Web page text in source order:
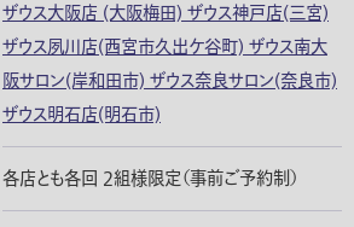
ザウス大阪店 (大阪梅田) ザウス神戸店(三宮)
ザウス夙川店(西宮市久出ケ谷町) ザウス南大
阪サロン(岸和田市) ザウス奈良サロン(奈良市)
ザウス明石店(明石市)
各店とも各回 2組様限定（事前ご予約制）